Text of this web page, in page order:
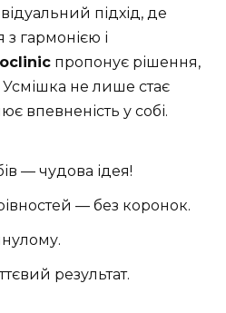
підхід, де
з гармонією і
пропонує рішення,
не лише стає
впевненість у собі.
— чудова ідея!
— без коронок.
результат.